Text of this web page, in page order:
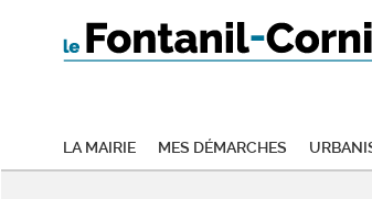
La mairie Mes démarches